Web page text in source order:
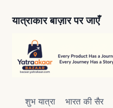
यात्राकार बाज़ार पर जाएँ
शुभ यात्रा भारत की सैर